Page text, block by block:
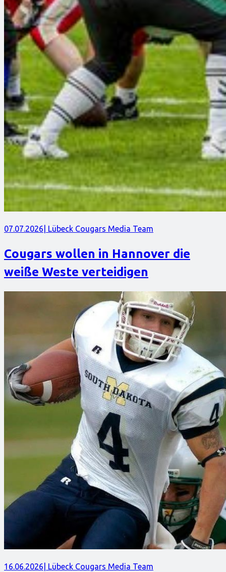
07.07.2026 | Lübeck Cougars Media Team
Cougars wollen in Hannover die
weiße Weste verteidigen
16.06.2026 | Lübeck Cougars Media Team